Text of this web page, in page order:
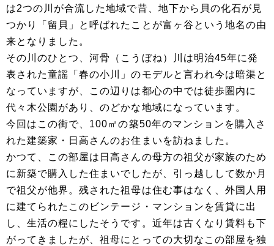
は2つの川が合流した地域で昔、地下から貝の化石が見
つかり「留貝」と呼ばれたことが富ヶ谷という地名の由
来となりました。
その川のひとつ、河骨（こうぼね）川は明治45年に発
表された童謡「春の小川」のモデルと言われ今は暗渠と
なっていますが、この辺りは都心の中では徒歩圏内に
代々木公園があり、のどかな地域になっています。
今回はこの街で、100㎡の築50年のマンションを購入さ
れた建築家・日高さんのお住まいを訪ねました。
かつて、この部屋は日高さんの母方の祖父が家族のため
に新築で購入した住まいでしたが、引っ越しして数か月
で祖父が他界。残された祖母は住む事はなく、外国人用
に建てられたこのビンテージ・マンションを賃貸に出
し、生活の糧にしたそうです。近年は古くなり賃料も下
がってきましたが、祖母にとっての大切なこの部屋を独